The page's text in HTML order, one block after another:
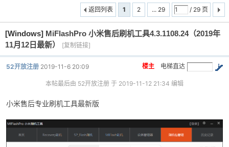
索
吾
爱
» › ›
1
2 ... 29 / 29 页
返回列表
[Windows] MiFlashPro 小米售后刷机工具4.3.1108.24（2019年
11月12日最新）
[复制链接]
电梯直达
楼主
52开放注册 2019-11-6 20:09
本帖最后由 52开放注册 于 2019-11-12 21:34 编辑
小米售后专业刷机工具最新版